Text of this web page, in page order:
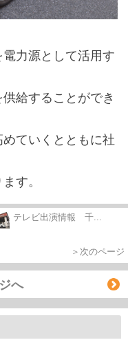
力源として活用す
給することができ
ていくとともに社
す。
テレビ出演情報 千...
＞次のページ
へ